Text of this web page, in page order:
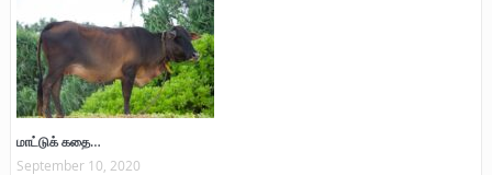
மாட்டுக் கதை…
September 10, 2020